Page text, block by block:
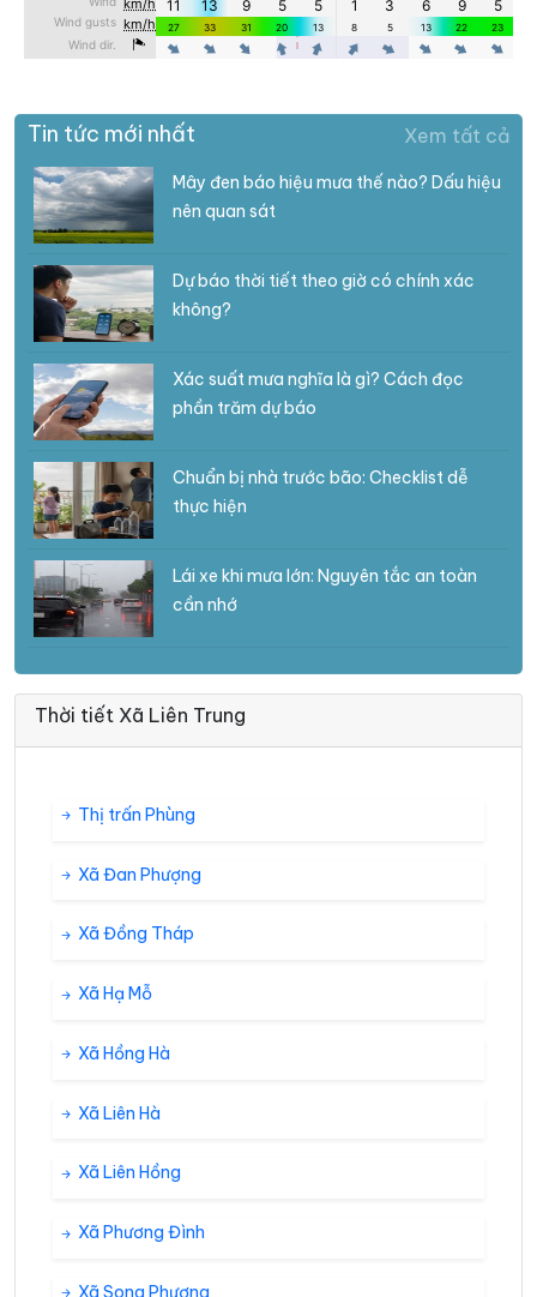
Tin tức mới nhất Xem tất cả
Mây đen báo hiệu mưa thế nào? Dấu hiệu
nên quan sát
Dự báo thời tiết theo giờ có chính xác
không?
Xác suất mưa nghĩa là gì? Cách đọc
phần trăm dự báo
Chuẩn bị nhà trước bão: Checklist dễ
thực hiện
Lái xe khi mưa lớn: Nguyên tắc an toàn
cần nhớ
Thời tiết Xã Liên Trung
Thị trấn Phùng
Xã Đan Phượng
Xã Đồng Tháp
Xã Hạ Mỗ
Xã Hồng Hà
Xã Liên Hà
Xã Liên Hồng
Xã Phương Đình
Xã Song Phượng